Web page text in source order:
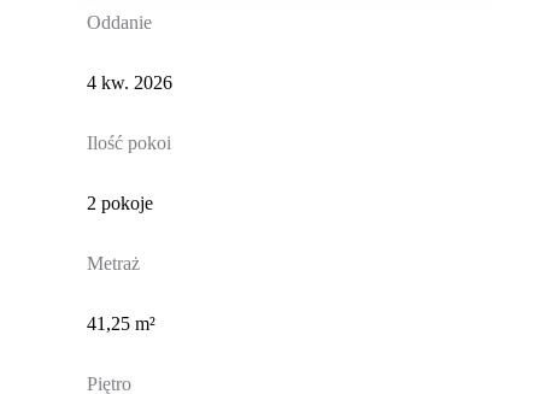
Oddanie
4 kw. 2026
Ilość pokoi
2 pokoje
Metraż
41,25 m²
Piętro